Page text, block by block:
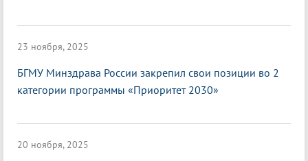
23 ноября, 2025
БГМУ Минздрава России закрепил свои позиции во 2
категории программы «Приоритет 2030»
20 ноября, 2025